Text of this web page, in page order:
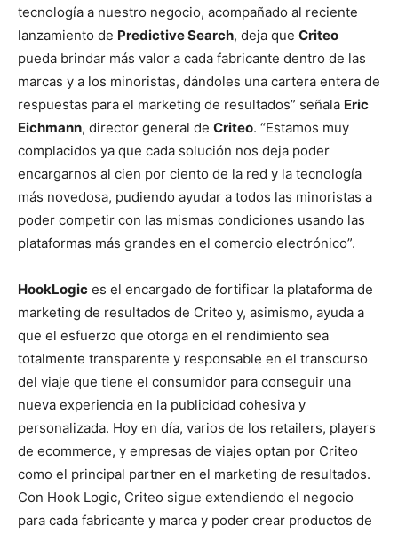
tecnología a nuestro negocio, acompañado al reciente
lanzamiento de Predictive Search, deja que Criteo
pueda brindar más valor a cada fabricante dentro de las
marcas y a los minoristas, dándoles una cartera entera de
respuestas para el marketing de resultados” señala Eric
Eichmann, director general de Criteo. “Estamos muy
complacidos ya que cada solución nos deja poder
encargarnos al cien por ciento de la red y la tecnología
más novedosa, pudiendo ayudar a todos las minoristas a
poder competir con las mismas condiciones usando las
plataformas más grandes en el comercio electrónico”.
HookLogic es el encargado de fortificar la plataforma de
marketing de resultados de Criteo y, asimismo, ayuda a
que el esfuerzo que otorga en el rendimiento sea
totalmente transparente y responsable en el transcurso
del viaje que tiene el consumidor para conseguir una
nueva experiencia en la publicidad cohesiva y
personalizada. Hoy en día, varios de los retailers, players
de ecommerce, y empresas de viajes optan por Criteo
como el principal partner en el marketing de resultados.
Con Hook Logic, Criteo sigue extendiendo el negocio
para cada fabricante y marca y poder crear productos de